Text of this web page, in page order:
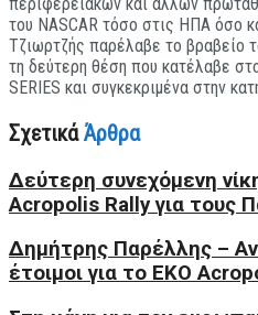
του NASCAR τόσο στις ΗΠΑ όσο
Τζιωρτζής παρέλαβε το βραβείο
τη δεύτερη θέση που κατέλαβε
SERIES και συγκεκριμένα στην
ΣχετικάΆρθρα
Δεύτερη συνεχόμενη
Acropolis Rally για τους
Δημήτρης Παρέλλης –
έτοιμοι για το EKO